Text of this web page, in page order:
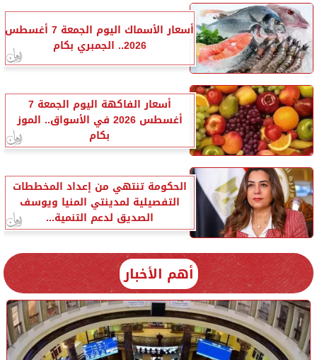
أسعار الأسماك اليوم الجمعة 7 أغسطس
2026.. الجمبري بكام
أسعار الفاكهة اليوم الجمعة 7
أغسطس 2026 في الأسواق.. الموز
بكام
الحكومة تنتهي من إعداد المخططات
التفصيلية لمدينتي المنيا ويوسف
الصديق لدعم التنمية...
أهم الأخبار